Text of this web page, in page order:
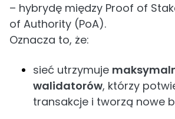
– hybrydę między Proof of
of Authority (PoA).
Oznacza to, że:
sieć utrzymuje
walidatorów, którzy
transakcje i tworzą nowe